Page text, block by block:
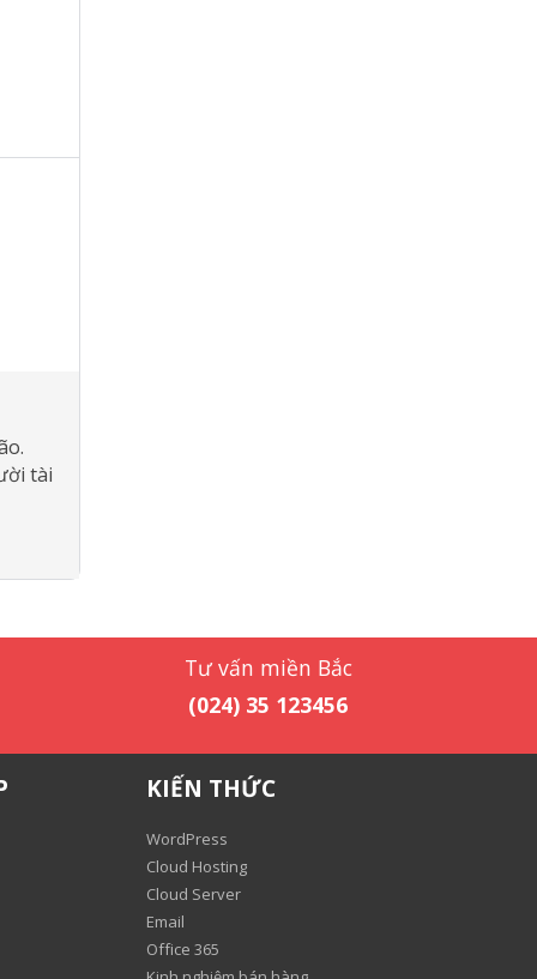
tài
Tư vấn miền Bắc
(024) 35 123456
WordPress
Cloud Hosting
Cloud Server
Email
Office 365
KIẾN THỨC